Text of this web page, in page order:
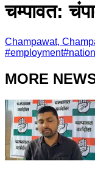
चम्पावत:
Champawat,
#employment#
MORE